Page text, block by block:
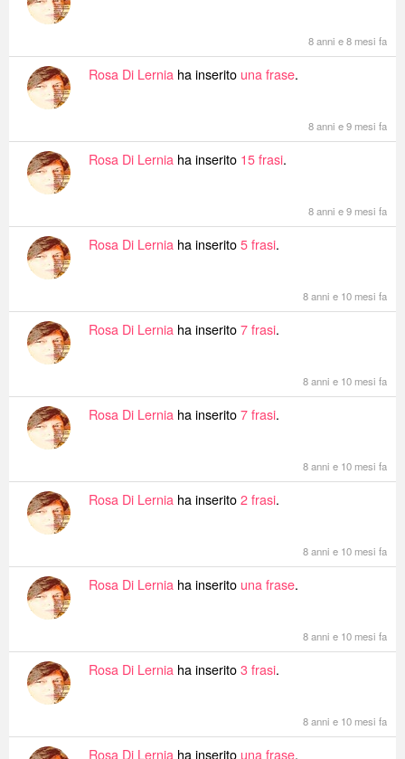
8 anni e 8 mesi fa
Rosa Di Lernia ha inserito una frase.
8 anni e 9 mesi fa
Rosa Di Lernia ha inserito 15 frasi.
8 anni e 9 mesi fa
Rosa Di Lernia ha inserito5 frasi.
8 anni e 10 mesi fa
Rosa Di Lernia ha inserito7 frasi.
8 anni e 10 mesi fa
Rosa Di Lernia ha inserito7 frasi.
8 anni e 10 mesi fa
Rosa Di Lernia ha inserito2 frasi.
8 anni e 10 mesi fa
Rosa Di Lernia ha inserito una frase.
8 anni e 10 mesi fa
Rosa Di Lernia ha inserito3 frasi.
8 anni e 10 mesi fa
Rosa Di Lernia ha inserito una frase.